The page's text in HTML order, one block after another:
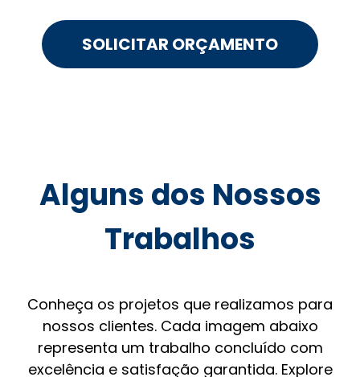
SOLICITAR ORÇAMENTO
Alguns dos Nossos
Trabalhos
Conheça os projetos que realizamos para
nossos clientes. Cada imagem abaixo
representa um trabalho concluído com
excelência e satisfação garantida. Explore